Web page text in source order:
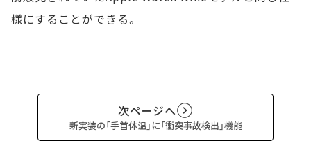
様にすることができる。
次ページへ
新実装の「手首体温」に「衝突事故検出」機能